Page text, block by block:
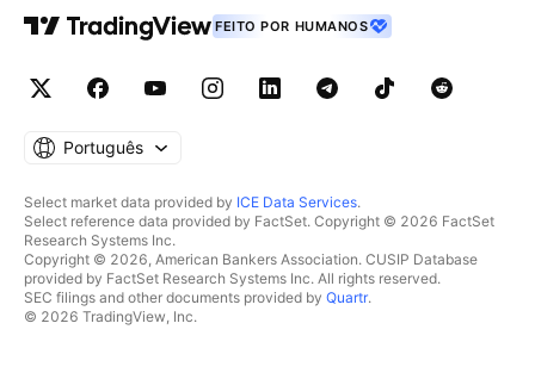
FEITO POR HUMANOS
Português
Select market data provided by ICE Data Services.
Select reference data provided by FactSet. Copyright © 2026 FactSet
Research Systems Inc.
Copyright © 2026, American Bankers Association. CUSIP Database
provided by FactSet Research Systems Inc. All rights reserved.
SEC filings and other documents provided by Quartr.
© 2026 TradingView, Inc.